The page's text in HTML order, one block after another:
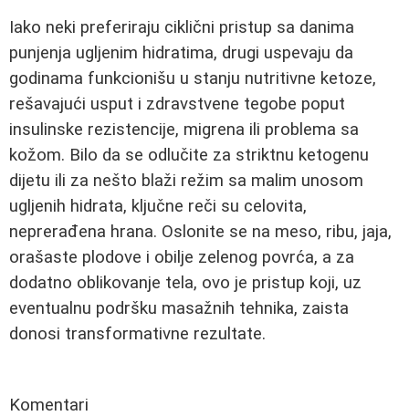
Iako neki preferiraju ciklični pristup sa danima
punjenja ugljenim hidratima, drugi uspevaju da
godinama funkcionišu u stanju nutritivne ketoze,
rešavajući usput i zdravstvene tegobe poput
insulinske rezistencije, migrena ili problema sa
kožom. Bilo da se odlučite za striktnu ketogenu
dijetu ili za nešto blaži režim sa malim unosom
ugljenih hidrata, ključne reči su celovita,
neprerađena hrana. Oslonite se na meso, ribu, jaja,
orašaste plodove i obilje zelenog povrća, a za
dodatno oblikovanje tela, ovo je pristup koji, uz
eventualnu podršku masažnih tehnika, zaista
donosi transformativne rezultate.
Komentari